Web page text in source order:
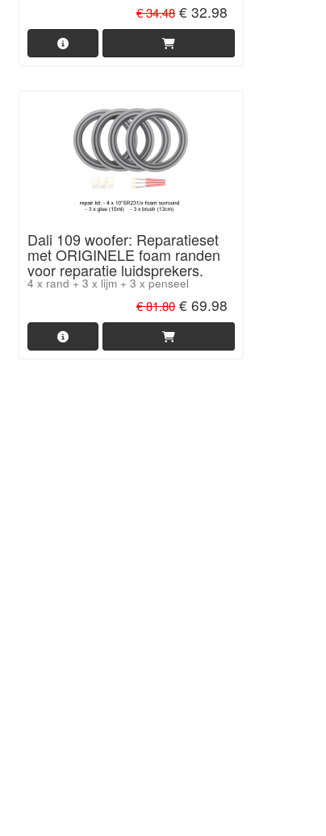
€ 34.48 € 32.98
Dali 109 woofer: Reparatieset
met ORIGINELE foam randen
voor reparatie luidsprekers.
4 x rand + 3 x lijm + 3 x penseel
€ 81.80 € 69.98